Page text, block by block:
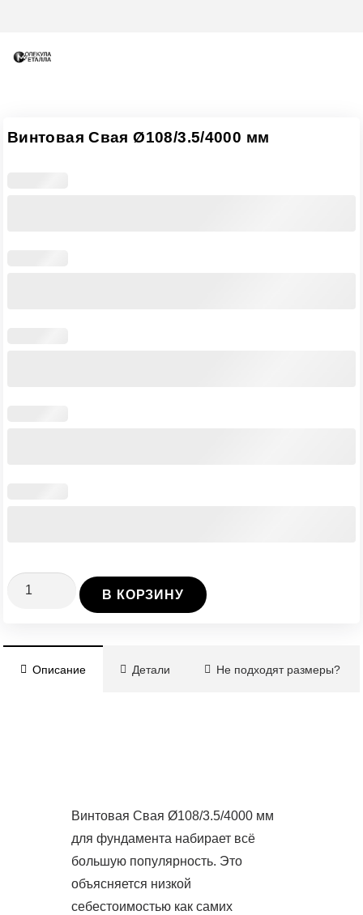
Винтовая Свая Ø108/3.5/4000 мм
Количество
Ø108/3.5/4000
мм
В КОРЗИНУ
Описание Детали Не подходят размеры?
Винтовая Свая Ø108/3.5/4000 мм
для фундамента набирает всё
большую популярность. Это
объясняется низкой
себестоимостью как самих